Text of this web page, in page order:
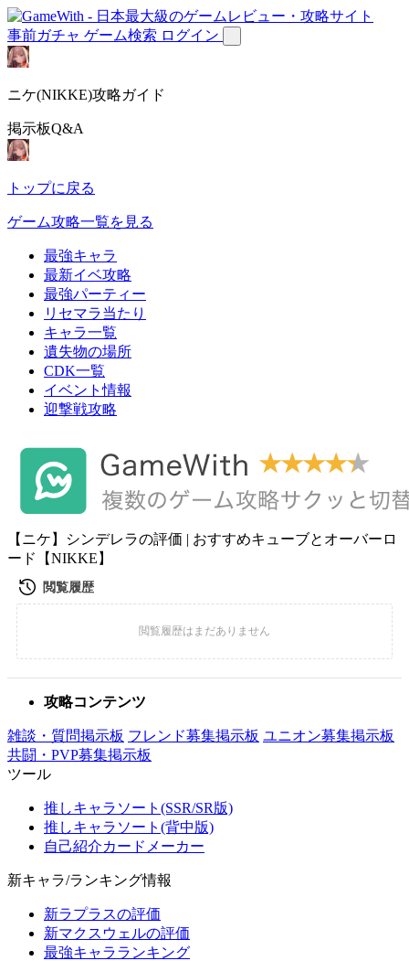
事前ガチャ ゲーム検索 ログイン
ニケ(NIKKE)攻略ガイド
掲示板Q&A
トップに戻る
ゲーム攻略一覧を見る
最強キャラ
最新イベ攻略
最強パーティー
リセマラ当たり
キャラ一覧
遺失物の場所
CDK一覧
イベント情報
迎撃戦攻略
【ニケ】シンデレラの評価 | おすすめキューブとオーバーロ
ード【NIKKE】
攻略コンテンツ
雑談・質問掲示板 フレンド募集掲示板 ユニオン募集掲示板
共闘・PVP募集掲示板
ツール
推しキャラソート(SSR/SR版)
推しキャラソート(背中版)
自己紹介カードメーカー
新キャラ/ランキング情報
新ラプラスの評価
新マクスウェルの評価
最強キャラランキング